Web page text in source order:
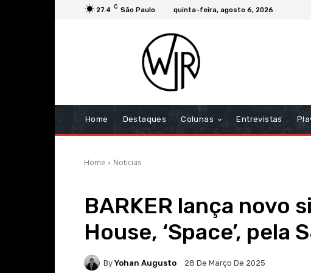
27.4 C São Paulo quinta-feira, agosto 6, 2026
Home Destaques Colunas Entrevistas
Home Noticias
BARKER lança novo
House, ‘Space’, pela
By Yohan Augusto 28 De Março De 2025